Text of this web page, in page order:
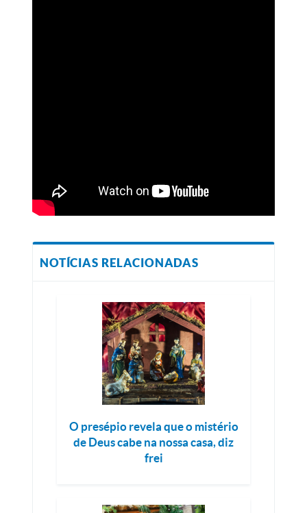
NOTÍCIAS RELACIONADAS
O presépio revela que o mistério
de Deus cabe na nossa casa, diz
frei